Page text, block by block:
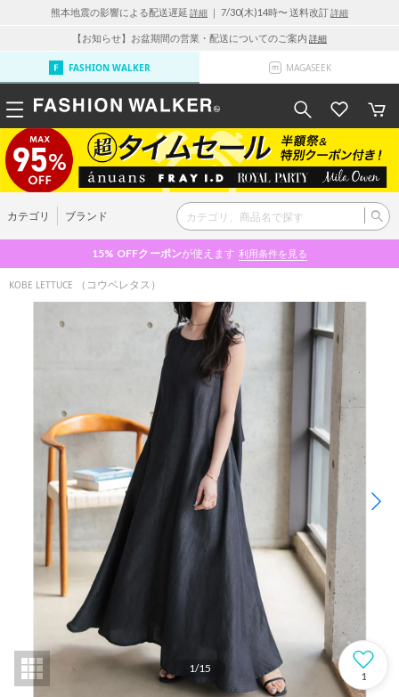
熊本地震の影響による配送遅延 詳細 ｜ 7/30(木)14時〜 送料改訂詳細
【お知らせ】お盆期間の営業・配送についてのご案内 詳細
FASHION WALKER MAGASEEK
カテゴリ ブランド
15% OFFクーポンが使えます 利用条件を見る
KOBE LETTUCE （コウベレタス）
1/15
1